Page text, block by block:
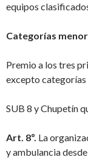
equipos
Categorías
Premio a los tres
excepto categorías
SUB 8 y Chupetín
Art. 8º. La
y ambulancia